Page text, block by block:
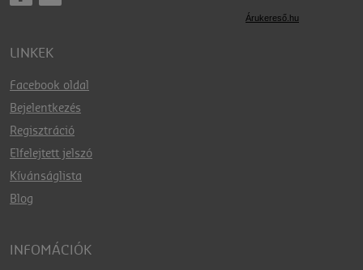
Árukereső.hu
LINKEK
Facebook oldal
Bejelentkezés
Regisztráció
Elfelejtett jelszó
Kívánságlista
Blog
INFOMÁCIÓK